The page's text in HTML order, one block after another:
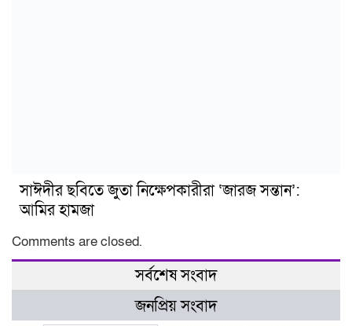
সাঈদীর ছবিতে জুতা নিক্ষেপকারীরা ‘জারজ সন্তান’:
আমির হামজা
Comments are closed.
সর্বশেষ সংবাদ
জনপ্রিয় সংবাদ